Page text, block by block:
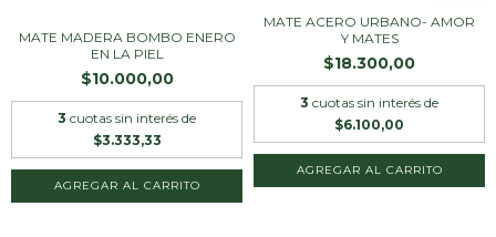
MATE MADERA BOMBO ENERO
EN LA PIEL
$10.000,00
3 cuotas sin interés de
$3.333,33
MATE ACERO URBANO- AMOR
Y MATES
$18.300,00
3 cuotas sin interés de
$6.100,00
AGREGAR AL CARRITO